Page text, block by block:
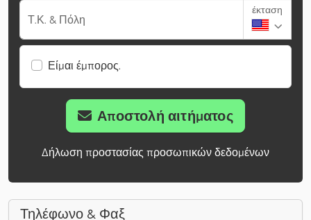
Τ.Κ. & Πόλη
έκταση
Είμαι έμπορος.
Αποστολή αιτήματος
Δήλωση προστασίας προσωπικών δεδομένων
Τηλέφωνο & Φαξ